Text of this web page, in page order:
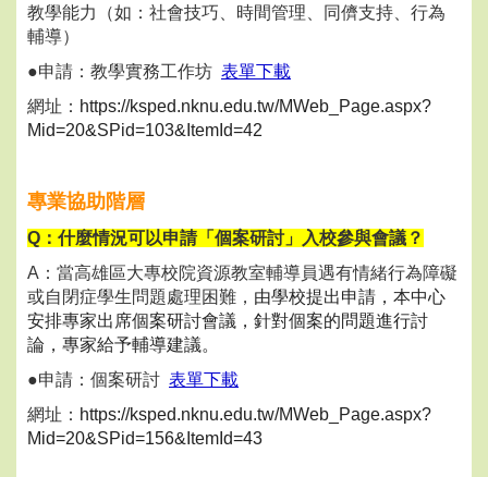
教學能力（如：社會技巧、時間管理、同儕支持、行為
輔導）
●申請：教學實務工作坊 表單下載
網址： https://ksped.nknu.edu.tw/MWeb_Page.aspx?
Mid=20&SPid=103&ItemId=42
專業協助階層
Q：什麼情況可以申請「個案研討」入校參與會議？
A：當高雄區大專校院資源教室輔導員遇有情緒行為障礙
或自閉症學生問題處理困難， 由學校提出申請，本中心
安排專家出席個案研討會議，針對個案的問題進行討
論，專家給予輔導建議。
●申請：個案研討 表單下載
網址： https://ksped.nknu.edu.tw/MWeb_Page.aspx?
Mid=20&SPid=156&ItemId=43